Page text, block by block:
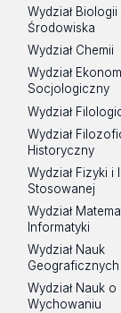
Wydział
Środowiska
Wydział Chemii
Wydział
Socjologiczny
Wydział
Wydział
Historyczny
Wydział Fizyki i
Stosowanej
Wydział
Informatyki
Wydział Nauk
Geograficznych
Wydział Nauk o
Wychowaniu